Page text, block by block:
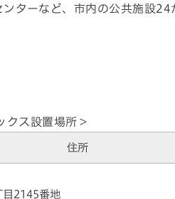
ターなど、市内の公共施設24
クス設置場所＞
住所
目2145番地